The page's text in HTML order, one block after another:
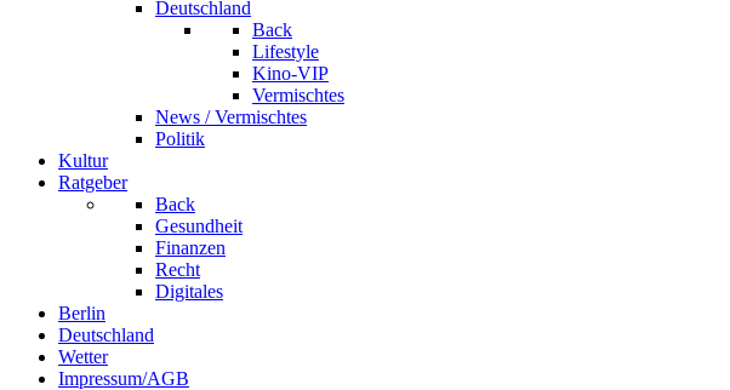
Deutschland
Back
Lifestyle
Kino-VIP
Vermischtes
News / Vermischtes
Politik
Kultur
Ratgeber
Back
Gesundheit
Finanzen
Recht
Digitales
Berlin
Deutschland
Wetter
Impressum/AGB